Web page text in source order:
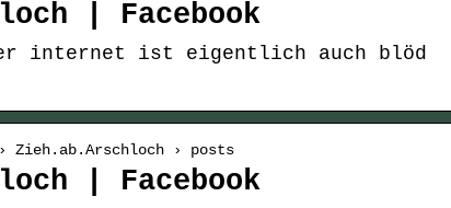
| Facebook
internet ist eigentlich auch blöd
Zieh.ab.Arschloch › posts
| Facebook